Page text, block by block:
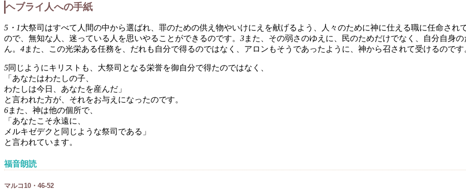
ヘブライ人への手紙
5・1大祭司はすべて人間の中から選ばれ、罪のための供え物やいけにえを献げるよう、人々のために神に仕える職に任命され
ので、無知な人、迷っている人を思いやることができるのです。 3また、その弱さのゆえに、民のためだけでなく、自分自身
ん。 4また、この光栄ある任務を、だれも自分で得るのではなく、アロンもそうであったように、神から召されて受けるのです
5 同じようにキリストも、大祭司となる栄誉を御自分で得たのではなく、
「あなたはわたしの子、
わたしは今日、あなたを産んだ」
と言われた方が、それをお与えになったのです。
6また、神は他の個所で、
「あなたこそ永遠に、
メルキゼデクと同じような祭司である」
と言われています。
福音朗読
マルコ10・46-52